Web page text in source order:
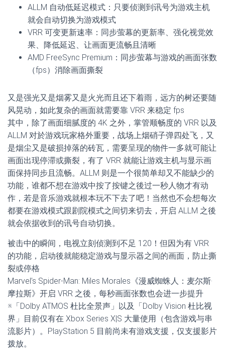
ALLM 自动低延迟模式：只要侦测到讯号为游戏主机
就会自动切换为游戏模式
VRR 可变更新速率：同步萤幕的更新率、强化视觉效
果、降低延迟、让画面更流畅且清晰
AMD FreeSync Premium：同步萤幕与游戏的画面张数
（fps）消除画面撕裂
又是强光又是烟雾又是火光而且还下着雨，远方的树还要随
风晃动，如此复杂的画面就需要靠 VRR 来稳定 fps
其中，除了画面细腻度的 4K 之外，掌管顺畅度的 VRR 以及
ALLM 对於游戏玩家格外重要，战场上烟硝子弹四处飞，又
是烟尘又是破损掉落的砖瓦，需要呈现的物件一多就可能让
画面出现停滞或撕裂，有了 VRR 就能让游戏主机与显示画
面保持同步且流畅。ALLM 则是一个很简单却又不能缺少的
功能，谁都不想在游戏中按了按键之後过一秒人物才有动
作，若是音乐游戏就根本玩不下去了吧！当然也不会想每次
都要在游戏模式跟剧院模式之间切来切去，开启 ALLM 之後
就会依据收到的讯号自动切换。
被击中的瞬间，电视立刻侦测到不足 120！但因为有 VRR
的功能，启动後就能稳定游戏与显示器之间的画面，防止撕
裂或停格
Marvel’s Spider-Man: Miles Morales《漫威蜘蛛人：麦尔斯·
摩拉斯》开启 VRR 之後，每秒画面张数也会进一步提升
※「Dolby ATMOS 杜比全景声」以及「Dolby Vision 杜比视
界」目前仅有在 Xbox Series X|S 大量使用（包含游戏与串
流影片）。PlayStation 5 目前尚未有游戏支援，仅支援影片
拨放。